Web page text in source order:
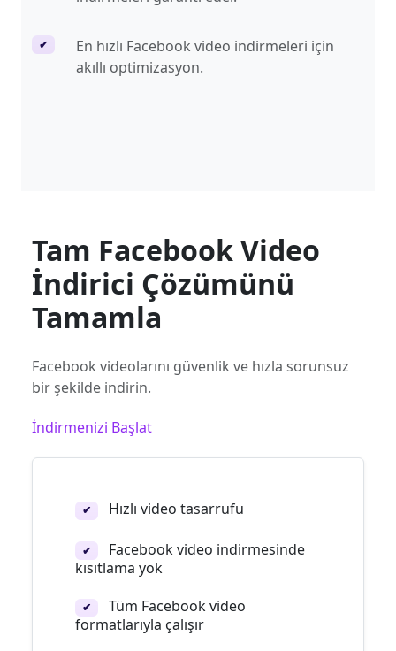
✔
En hızlı Facebook video indirmeleri için
akıllı optimizasyon.
Tam Facebook Video
İndirici Çözümünü
Tamamla
Facebook videolarını güvenlik ve hızla sorunsuz
bir şekilde indirin.
İndirmenizi Başlat
✔ Hızlı video tasarrufu
✔
Facebook video indirmesinde
kısıtlama yok
✔
Tüm Facebook video
formatlarıyla çalışır